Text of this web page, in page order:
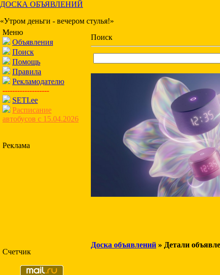
ДОСКА ОБЪЯВЛЕНИЙ
«Утром деньги - вечером стулья!»
Меню
Объявления
Поиск
Помощь
Правила
Рекламодателю
-------------------
SETI.ee
Расписание
автобусов с 15.04.2026
Реклама
Счетчик
Поиск
Доска объявлений » Детали